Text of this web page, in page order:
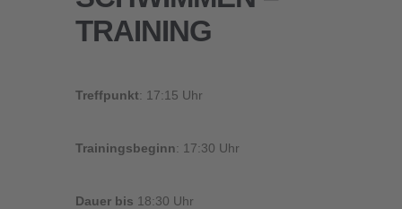
TRAINING
Treffpunkt: 17:15 Uhr
Trainingsbeginn: 17:30 Uhr
Dauer bis 18:30 Uhr